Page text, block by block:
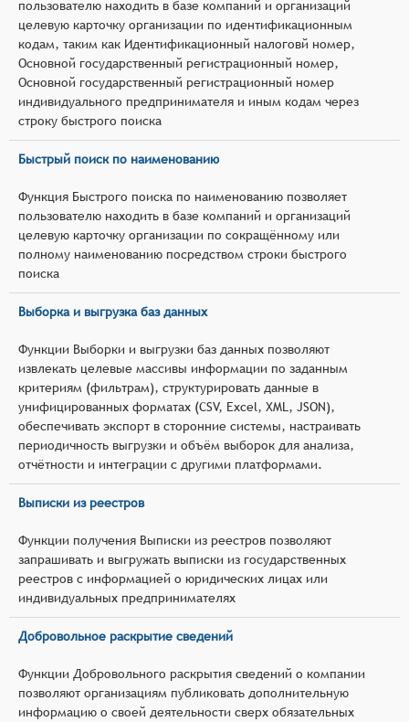
пользователю находить в базе компаний и организаций
целевую карточку организации по идентификационным
кодам, таким как Идентификационный налоговй номер,
Основной государственный регистрационный номер,
Основной государственный регистрационный номер
индивидуального предпринимателя и иным кодам через
строку быстрого поиска
Быстрый поиск по наименованию
Функция Быстрого поиска по наименованию позволяет
пользователю находить в базе компаний и организаций
целевую карточку организации по сокращённому или
полному наименованию посредством строки быстрого
поиска
Выборка и выгрузка баз данных
Функции Выборки и выгрузки баз данных позволяют
извлекать целевые массивы информации по заданным
критериям (фильтрам), структурировать данные в
унифицированных форматах (CSV, Excel, XML, JSON),
обеспечивать экспорт в сторонние системы, настраивать
периодичность выгрузки и объём выборок для анализа,
отчётности и интеграции с другими платформами.
Выписки из реестров
Функции получения Выписки из реестров позволяют
запрашивать и выгружать выписки из государственных
реестров с информацией о юридических лицах или
индивидуальных предпринимателях
Добровольное раскрытие сведений
Функции Добровольного раскрытия сведений о компании
позволяют организациям публиковать дополнительную
информацию о своей деятельности сверх обязательных